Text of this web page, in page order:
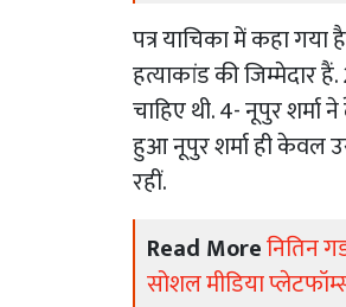
पत्र याचिका में कहा गया
हत्याकांड की जिम्मेदार
चाहिए थी. 4- नूपुर
हुआ नूपुर शर्मा ही केवल
रहीं.
Read Moreनितिन
सोशल मीडिया